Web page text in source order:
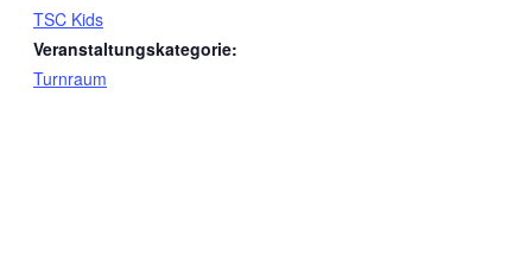
TSC Kids
Veranstaltungskategorie:
Turnraum